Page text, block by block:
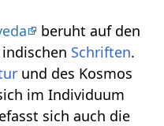
beruht auf den
Schriften.
und des Kosmos
im Individuum
sich auch die